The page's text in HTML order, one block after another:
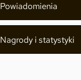
Powiadomienia
Nagrody i statystyki